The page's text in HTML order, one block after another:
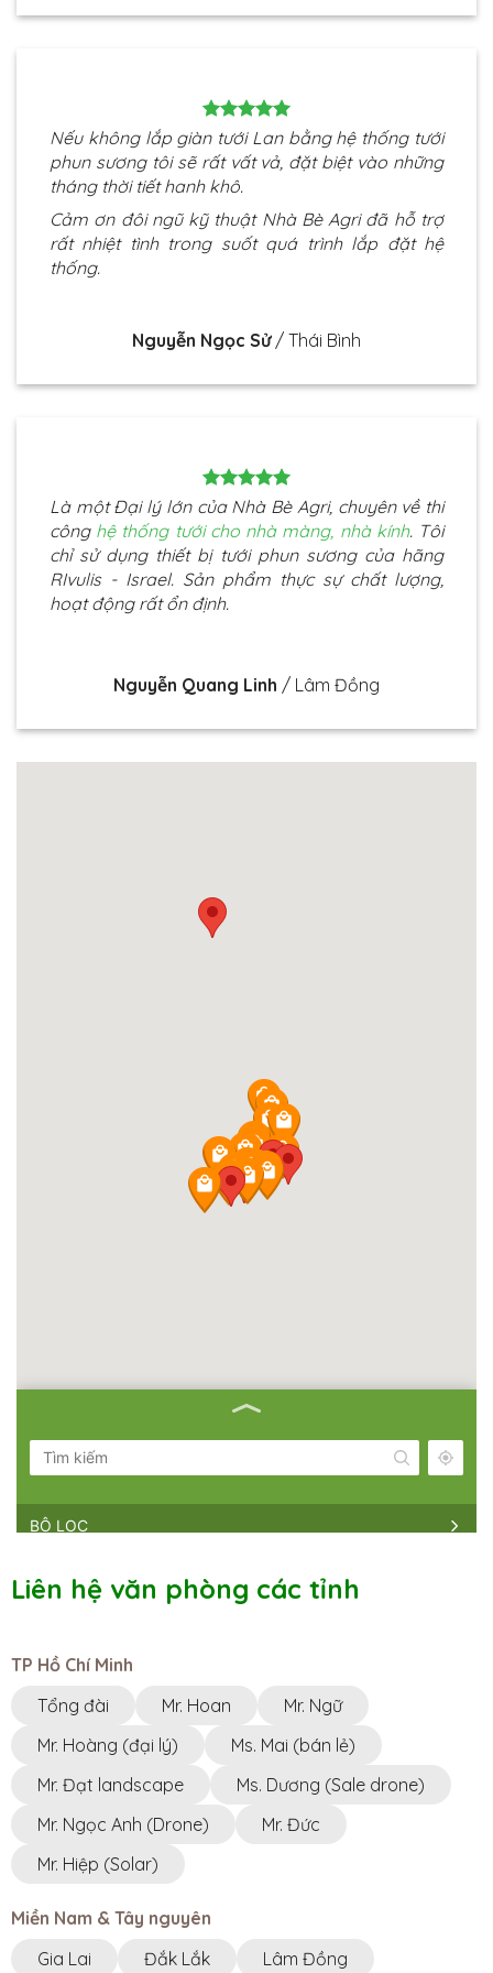
Nếu không lắp giàn tưới Lan bằng hệ thống tưới
phun sương tôi sẽ rất vất vả, đặt biệt vào những
tháng thời tiết hanh khô.
Cảm ơn đôi ngũ kỹ thuật Nhà Bè Agri đã hỗ trợ
rất nhiệt tình trong suốt quá trình lắp đặt hệ
thống.
Nguyễn Ngọc Sử / Thái Bình
Là một Đại lý lớn của Nhà Bè Agri, chuyên về thi
cônghệ thống tưới cho nhà màng, nhà kính. Tôi
chỉ sử dụng thiết bị tưới phun sương của hãng
RIvulis - Israel. Sản phẩm thực sự chất lượng,
hoạt động rất ổn định.
Nguyễn Quang Linh / Lâm Đồng
BỘ LỌC
OFFICE
8h00-17h00
NHÀ BÈ AGRI || VP GIA LAI
Thành phố Pleiku, Gia Lai 600000, Vietnam
08h00-17h00
0969070077
NHÀ BÈ AGRI || VP ĐĂK LẮK
PơngDrang, Tỉnh ĐắkLắk
8h00 - 17h00
0348877939
Liên hệ văn phòng các tỉnh
TP Hồ Chí Minh
Tổng đài
Mr. Hoan
Mr. Ngữ
Mr. Hoàng (đại lý)
Ms. Mai (bán lẻ)
Mr. Đạt landscape
Ms. Dương (Sale drone)
Mr. Ngọc Anh (Drone)
Mr. Đức
Mr. Hiệp (Solar)
Miền Nam & Tây nguyên
Gia Lai
Đắk Lắk
Lâm Đồng